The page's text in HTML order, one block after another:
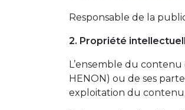
Responsable de la
2. Propriété
L’ensemble du contenu
HENON) ou de ses
exploitation du